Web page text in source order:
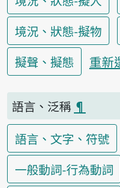
境況、狀態-擬物
擬聲、擬態
重新
語言、泛稱 ¶
語言、文字、符號
一般動詞-行為動詞